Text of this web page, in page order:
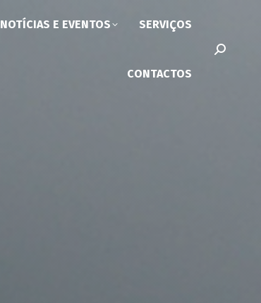
NOTÍCIAS E EVENTOS SERVIÇOS
CONTACTOS
Search: